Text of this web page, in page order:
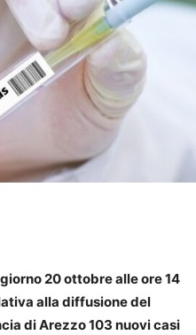
20 ottobre alle ore 14
alla diffusione del
di Arezzo 103 nuovi casi